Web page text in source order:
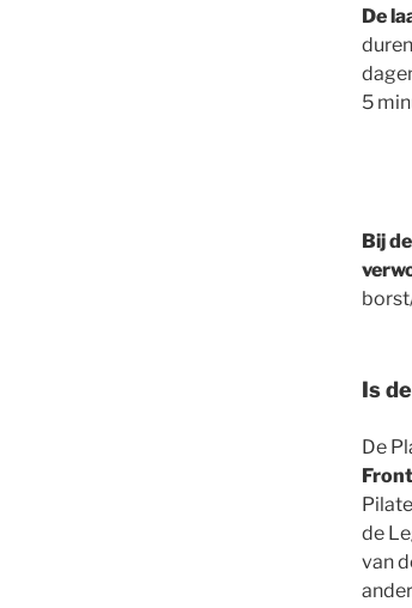
De
5
Bij
Is
De
de
van